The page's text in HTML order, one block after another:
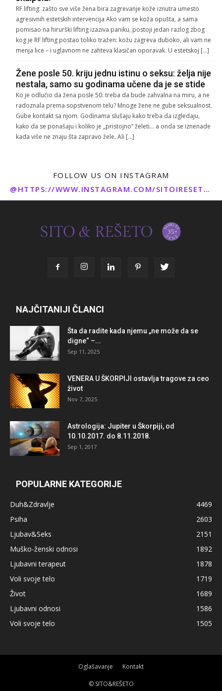
RF lifting: zašto sve više žena bira zagrevanje kože iznutra umesto
agresivnih estetskih intervencija Ako vam se koža opušta, a sama
pomisao na hirurški lifting izaziva paniku, postoji jedan razlog zbog
kog je RF lifting postao toliko tražen: kožu zagreva duboko, ali vam ne
menja lice – i uglavnom ne zahteva klasičan oporavak. U estetskoj […]
Žene posle 50. kriju jednu istinu o seksu: želja nije
nestala, samo su godinama učene da je se stide
Ko je odlučio da žena posle 50. treba da bude zahvalna na miru, a ne
radoznala prema sopstvenom telu? Mnoge žene ne gube seksualnost.
Gube kontakt sa njom. Godinama slušaju kako treba da izgledaju,
kako da se ponašaju i koliko je „pristojno“ želeti… a onda se iznenade
kada više ne znaju šta zapravo žele. Ali […]
FOLLOW US ON INSTAGRAM
@HTTPS://WWW.INSTAGRAM.COM/SITOIRESETO/
NAJČITANIJI ČLANCI
Šta da radite kada njemu „ne može da se
digne“ –...
Sep 11, 2025
VENERA U ŠKORPIJI ostavlja tragove za ceo
život
Nov 7, 2025
Astrologija: Jupiter u Škorpiji, od
10.10.2017. do 8.11.2018.
Sep 1, 2017
POPULARNE KATEGORIJE
Duh&Zdravlje
4469
Psiha
2603
Ljubav&Seks
2151
Muško-ženski odnosi
1892
Ljubavni terapeut
1878
Voli svoje telo
1719
Život
1689
Ljubavni odnosi
1586
Voli svoje telo
1505
Oglašavanje Kontakt
© SITO&REŠETO